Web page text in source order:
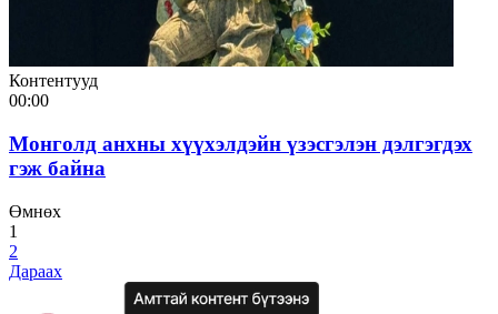
Контентууд
00:00
Монголд анхны хүүхэлдэйн үзэсгэлэн дэлгэгдэх
гэж байна
Өмнөх
1
2
Дараах